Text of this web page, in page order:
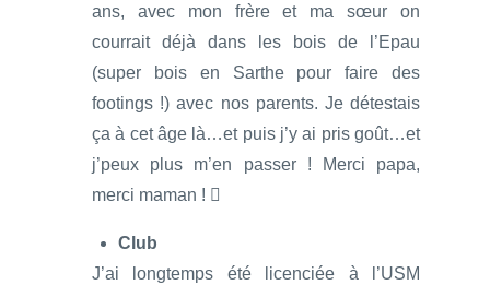
ans, avec mon frère et ma sœur on
courrait déjà dans les bois de l’Epau
(super bois en Sarthe pour faire des
footings !) avec nos parents. Je détestais
ça à cet âge là…et puis j’y ai pris goût…et
j’peux plus m’en passer ! Merci papa,
merci maman ! 
Club
J’ai longtemps été licenciée à l’USM